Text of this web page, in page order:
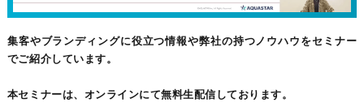
集客やブランディングに役立つ情報や弊社の持つノウハウをセミナー
でご紹介しています。
本セミナーは、オンラインにて無料生配信しております。